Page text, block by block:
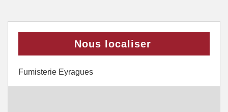
Nous localiser
Fumisterie Eyragues